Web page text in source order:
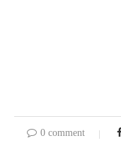
0 comment